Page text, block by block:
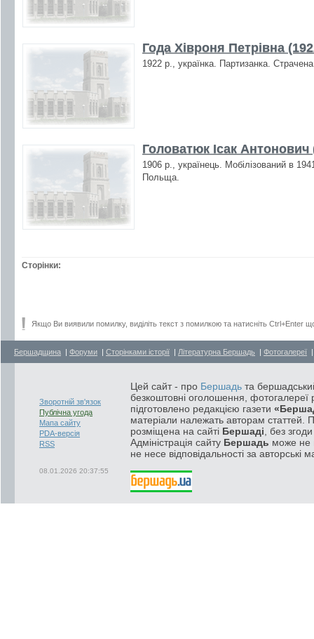
Года Хівроня Петрівна
1922 р., українка. Партизанка.
Головатюк Ісак Антонович
1906 р., українець. Мобілізований в
Польща.
Сторінки:
Якщо Ви виявили помилку, виділіть текст з помилкою та натисніть Ctrl+Enter
Бершадщина | Форуми | Сторінками історії | Літературна Бершадь | Фотогалереї
Зворотній зв'язок
Публічна угода
Мапа сайту
PDA-версія
RSS
08.01.2026 20:37:55
Цей сайт - про Бершадь та
безкоштовні оголошення, фотогалереї
підготовлено редакцією газети
матеріали належать авторам статтей.
розміщена на сайті Бершаді , без
Адміністрація сайту Бершадь може не
не несе відповідальності за авторські